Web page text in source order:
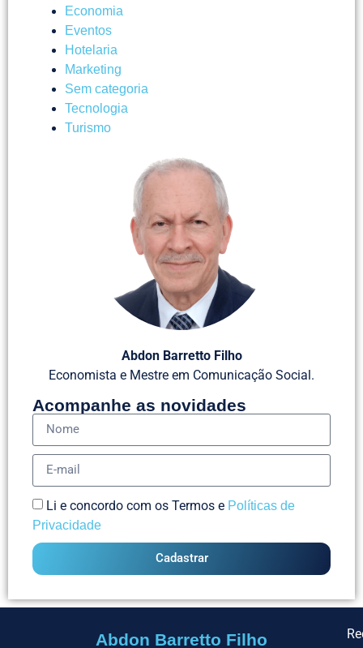
Economia
Eventos
Hotelaria
Marketing
Sem categoria
Tecnologia
Turismo
Abdon Barretto Filho
Economista e Mestre em Comunicação Social.
Acompanhe as novidades
Li e concordo com os Termos e Políticas de
Privacidade
Cadastrar
Abdon Barretto Filho